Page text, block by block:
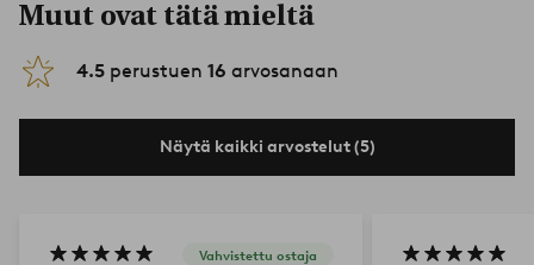
Muut ovat tätä mieltä
4.5 perustuen 16 arvosanaan
Näytä kaikki arvostelut (5)
Vahvistettu ostaja